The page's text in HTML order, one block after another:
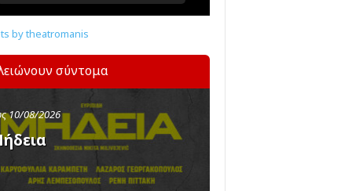
by theatromanis
σύντομα
10/08/2026